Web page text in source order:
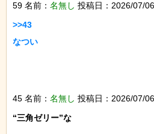
59 名前： 名無し 投稿日：2026/07/
>>43
なつい
45 名前： 名無し 投稿日：2026/07/
“三角ゼリー”な